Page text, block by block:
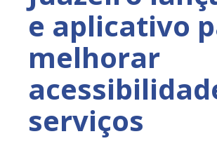
e aplicativo
melhorar
serviços